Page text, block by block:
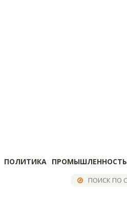
ПОЛИТИКА ПРОМЫШЛЕННОСТЬ